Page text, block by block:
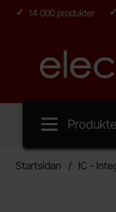
14 000 produkter
Startsidan IC -